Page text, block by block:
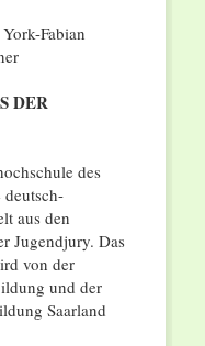
Fabian
DER
des
deutsch-
aus den
Jugendjury. Das
von der
und der
Saarland